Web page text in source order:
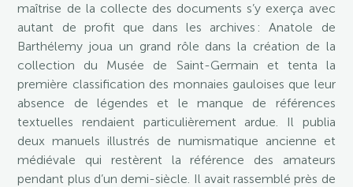
maîtrise de la collecte des documents s’y exerça avec
autant de profit que dans les archives : Anatole de
Barthélemy joua un grand rôle dans la création de la
collection du Musée de Saint-Germain et tenta la
première classification des monnaies gauloises que leur
absence de légendes et le manque de références
textuelles rendaient particulièrement ardue. Il publia
deux manuels illustrés de numismatique ancienne et
médiévale qui restèrent la référence des amateurs
pendant plus d’un demi-siècle. Il avait rassemblé près de